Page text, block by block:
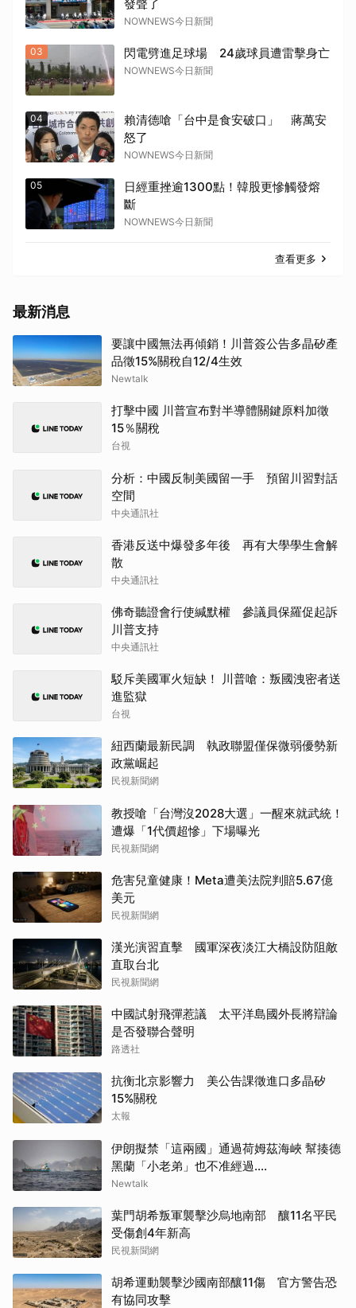
發聲了
NOWNEWS今日新聞
03 閃電劈進足球場 24歲球員遭雷擊身亡
NOWNEWS今日新聞
04
賴清德嗆「台中是食安破口」 蔣萬安
怒了
NOWNEWS今日新聞
05
日經重挫逾1300點！韓股更慘觸發熔
斷
NOWNEWS今日新聞
查看更多
最新消息
要讓中國無法再傾銷！川普簽公告多晶矽產
品徵15%關稅自12/4生效
Newtalk
打擊中國 川普宣布對半導體關鍵原料加徵
15％關稅
台視
分析：中國反制美國留一手 預留川習對話
空間
中央通訊社
香港反送中爆發多年後 再有大學學生會解
散
中央通訊社
佛奇聽證會行使緘默權 參議員保羅促起訴
川普支持
中央通訊社
駁斥美國軍火短缺！ 川普嗆：叛國洩密者送
進監獄
台視
紐西蘭最新民調 執政聯盟僅保微弱優勢新
政黨崛起
民視新聞網
教授嗆「台灣沒2028大選」一醒來就武統！
遭爆「1代價超慘」下場曝光
民視新聞網
危害兒童健康！Meta遭美法院判賠5.67億
美元
民視新聞網
漢光演習直擊 國軍深夜淡江大橋設防阻敵
直取台北
民視新聞網
中國試射飛彈惹議 太平洋島國外長將辯論
是否發聯合聲明
路透社
抗衡北京影響力 美公告課徵進口多晶矽
15%關稅
太報
伊朗擬禁「這兩國」通過荷姆茲海峽 幫揍德
黑蘭「小老弟」也不准經過....
Newtalk
葉門胡希叛軍襲擊沙烏地南部 釀11名平民
受傷創4年新高
民視新聞網
胡希運動襲擊沙國南部釀11傷 官方警告恐
有協同攻擊